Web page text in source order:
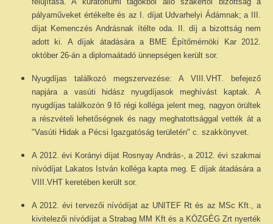
pályaműveket értékelte és az I. díjat Udvarhelyi Ádámnak; a III.
díjat Kemenczés Andrásnak ítélte oda. II. díj a bizottság nem
adott ki. A díjak átadására a BME Építőmérnöki Kar 2012.
október 26-án a diplomaátadó ünnepségen került sor.
Nyugdíjas találkozó megszervezése: A VIII.VHT. befejező
napjára a vasúti hidász nyugdíjasok meghívást kaptak. A
nyugdíjas találkozón 9 fő régi kolléga jelent meg, nagyon örültek
a részvételi lehetőségnek és nagy meghatottsággal vették át a
"Vasúti Hidak a Pécsi Igazgatóság területén" c. szakkönyvet.
A 2012. évi Korányi díjat Rosnyay András-, a 2012. évi szakmai
nívódíjat Lakatos István kolléga kapta meg. E díjak átadására a
VIII.VHT keretében került sor.
A 2012. évi tervezői nívódíjat az UNITEF Rt és az MSc Kft., a
kivitelezői nívódíjat a Strabag MM Kft és a KÖZGÉG Zrt nyerték